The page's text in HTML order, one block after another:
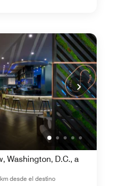
Washington, D.C., a
desde el destino